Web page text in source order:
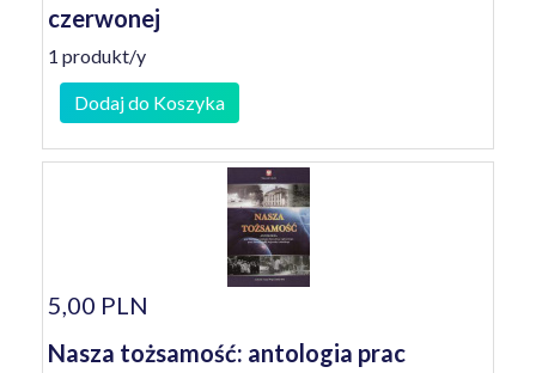
czerwonej
1 produkt/y
Dodaj do Koszyka
5,00 PLN
Nasza tożsamość: antologia prac